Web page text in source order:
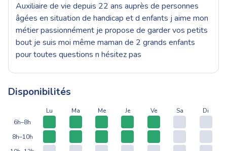
Auxiliaire de vie depuis 22 ans auprès de personnes
âgées en situation de handicap et d enfants j aime mon
métier passionnément je propose de garder vos petits
bout je suis moi même maman de 2 grands enfants
pour toutes questions n hésitez pas
Disponibilités
Lu Ma Me Je Ve Sa
Di
6h–8h
8h–10h